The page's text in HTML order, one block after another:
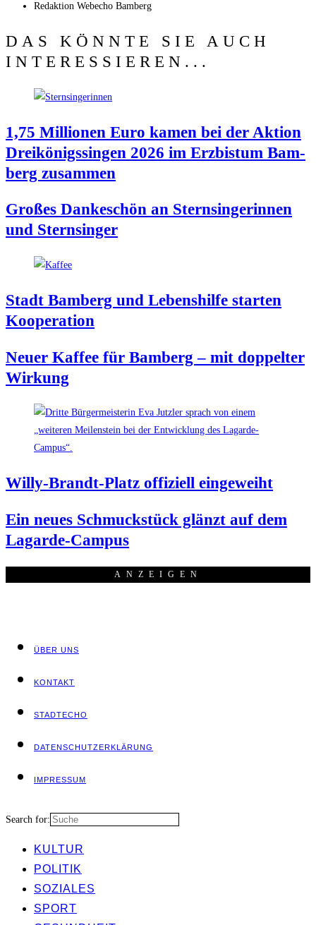
Redak­ti­on Web­echo Bamberg
DAS KÖNNTE SIE AUCH
INTERESSIEREN...
1,75 Mil­lio­nen Euro kamen bei der Akti­on
Drei­kö­nigs­sin­gen 2026 im Erz­bis­tum Bam­
berg zusammen
Gro­ßes Dan­ke­schön an Stern­sin­ge­rin­nen
und Sternsinger
Stadt Bam­berg und Lebens­hil­fe star­ten
Kooperation
Neu­er Kaf­fee für Bam­berg – mit dop­pel­ter
Wirkung
Wil­ly-Brandt-Platz offi­zi­ell eingeweiht
Ein neu­es Schmuck­stück glänzt auf dem
Lagarde-Campus
ANZEI­GEN
ÜBER UNS
KON­TAKT
STADT­ECHO
DATEN­SCHUTZ­ER­KLÄ­RUNG
IMPRES­SUM
Search for:
KUL­TUR
POLI­TIK
SOZIA­LES
SPORT